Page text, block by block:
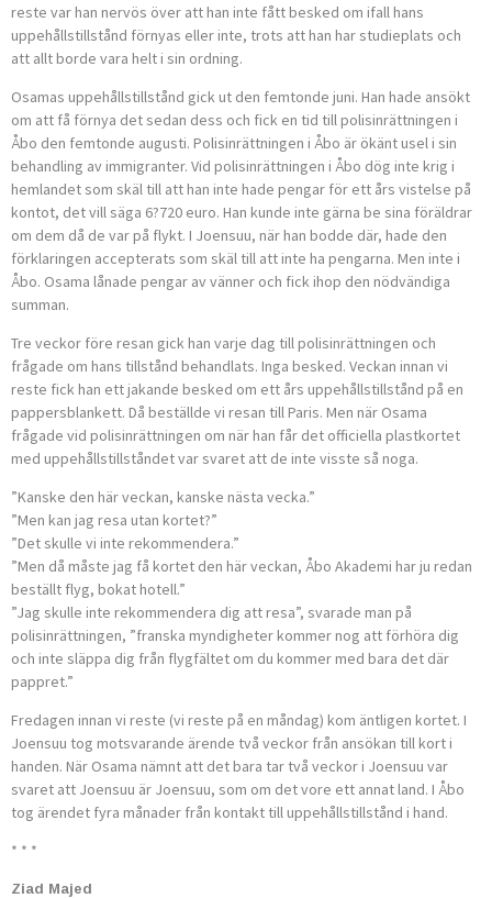
reste var han nervös över att han inte fått besked om ifall hans
uppehållstillstånd förnyas eller inte, trots att han har studieplats och
att allt borde vara helt i sin ordning.
Osamas uppehållstillstånd gick ut den femtonde juni. Han hade ansökt
om att få förnya det sedan dess och fick en tid till polisinrättningen i
Åbo den femtonde augusti. Polisinrättningen i Åbo är ökänt usel i sin
behandling av immigranter. Vid polisinrättningen i Åbo dög inte krig i
hemlandet som skäl till att han inte hade pengar för ett års vistel­se på
kontot, det vill säga 6?720 euro. Han kunde inte gärna be sina föräldrar
om dem då de var på flykt. I Joensuu, när han bodde där, hade den
förklaringen accepterats som skäl till att inte ha pengarna. Men inte i
Åbo. Osama lånade pengar av vänner och fick ihop den nödvändiga
summan.
Tre veckor före resan gick han varje dag till polisinrättningen och
frågade om hans tillstånd behandlats. Inga besked. Veckan innan vi
reste fick han ett jakande besked om ett års uppehållstillstånd på en
pappersblankett. Då beställde vi resan till Paris. Men när Osama
frågade vid polisinrättningen om när han får det officiella plastkortet
med uppehållstillståndet var svaret att de inte visste så noga.
”Kanske den här veckan, kanske nästa vecka.”
”Men kan jag resa utan kortet?”
”Det skulle vi inte rekommendera.”
”Men då måste jag få kortet den här veckan, Åbo Akademi har ju red­an
beställt flyg, bokat hotell.”
”Jag skulle inte rekommendera dig att resa”, svarade man på
polisinrättningen, ”franska myndigheter kommer nog att förhöra dig
och in­t­e släppa dig från flygfältet om du kommer med bara det där
pappret.”
Fredagen innan vi reste (vi reste på en måndag) kom äntligen kortet. I
Joensuu tog motsvarande ärende två veckor från ansökan till kort i
handen. När Osama nämnt att det bara tar två veckor i Joensuu var
svaret att Joensuu är Joensuu, som om det vore ett annat land. I Åbo
tog ärendet fyra månader från kontakt till uppehållstillstånd i hand.
* * *
Ziad Majed